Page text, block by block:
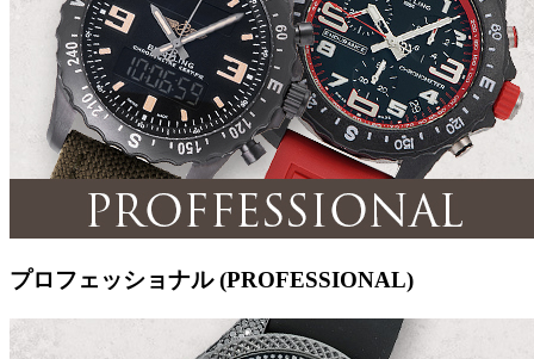
プロフェッショナル (PROFESSIONAL)